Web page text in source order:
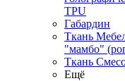
TPU
Габардин
Ткань
"мамбо"
Ткань
Ещё